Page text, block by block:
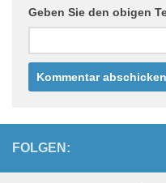
Geben Sie den obigen
FOLGEN: